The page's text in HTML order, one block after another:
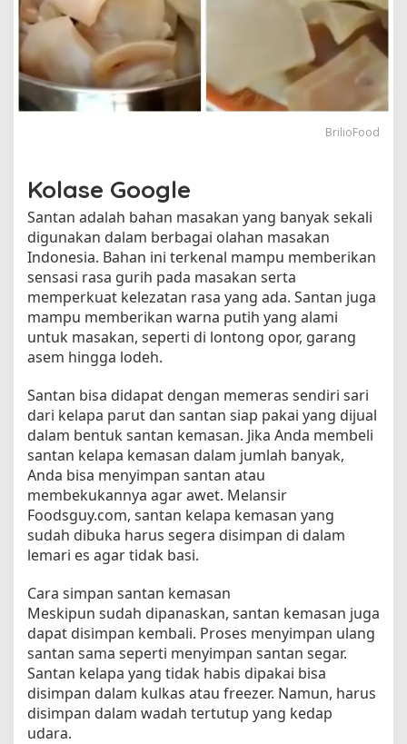
a
n
n
K
e
m
a
s
a
a
r
A
w
e
t
,
T
S
e
g
a
r
S
BrilioFood
Kolase Google
Santan adalah bahan masakan yang banyak sekali
digunakan dalam berbagai olahan masakan
Indonesia. Bahan ini terkenal mampu memberikan
sensasi rasa gurih pada masakan serta
memperkuat kelezatan rasa yang ada. Santan juga
mampu memberikan warna putih yang alami
untuk masakan, seperti di lontong opor, garang
asem hingga lodeh.
Santan bisa didapat dengan memeras sendiri sari
dari kelapa parut dan santan siap pakai yang dijual
dalam bentuk santan kemasan. Jika Anda membeli
santan kelapa kemasan dalam jumlah banyak,
Anda bisa menyimpan santan atau
membekukannya agar awet. Melansir
Foodsguy.com, santan kelapa kemasan yang
sudah dibuka harus segera disimpan di dalam
lemari es agar tidak basi.
Cara simpan santan kemasan
Meskipun sudah dipanaskan, santan kemasan juga
dapat disimpan kembali. Proses menyimpan ulang
santan sama seperti menyimpan santan segar.
Santan kelapa yang tidak habis dipakai bisa
disimpan dalam kulkas atau freezer. Namun, harus
disimpan dalam wadah tertutup yang kedap
udara.